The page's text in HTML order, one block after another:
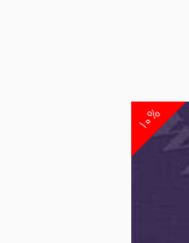
۱۰%